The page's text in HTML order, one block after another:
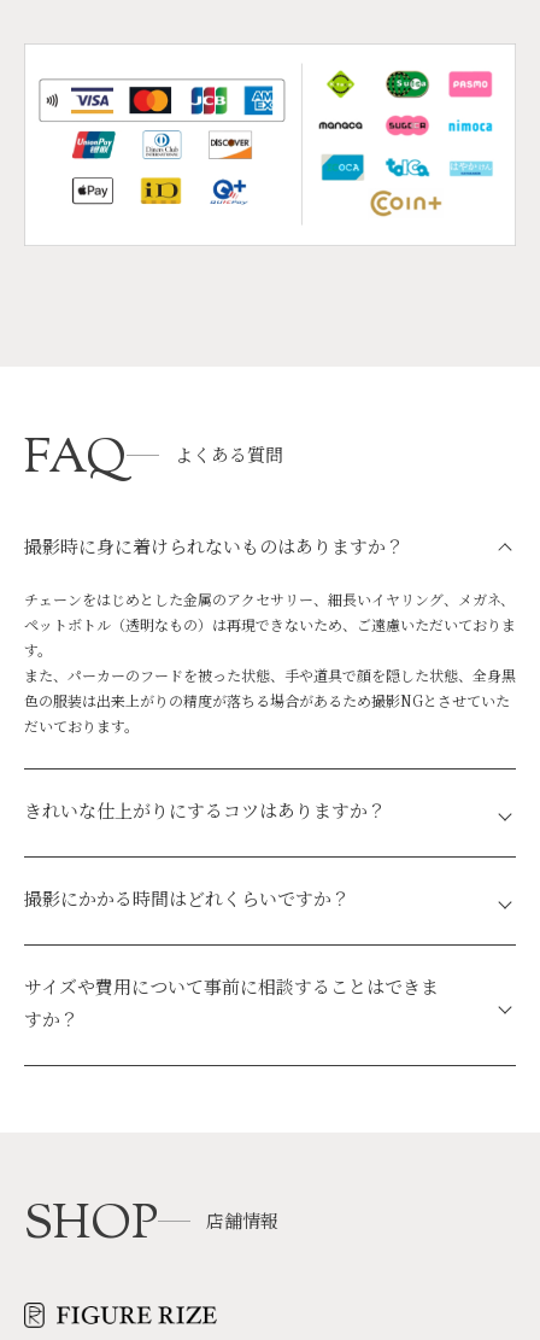
FAQ よくある質問
撮影時に身に着けられないものはありますか？
チェーンをはじめとした金属のアクセサリー、細長いイヤリング、メガネ、
ペットボトル（透明なもの）は再現できないため、ご遠慮いただいておりま
す。
また、パーカーのフードを被った状態、手や道具で顔を隠した状態、全身黒
色の服装は出来上がりの精度が落ちる場合があるため撮影NGとさせていた
だいております。
きれいな仕上がりにするコツはありますか？
濃いスモーキーアイメイクはフィギュアの目が真っ黒になる原因となる可能
性があります。
また、レースなどの透明な洋服は再現の精度が落ちることがあります。
撮影にかかる時間はどれくらいですか？
ご来店から撮影完了まで約40分です。
サイズや費用について事前に相談することはできま
すか？
はい、可能です。事前のご相談は、RIZEの公式LINEよりお問い合わせくだ
SHOP 店舗情報